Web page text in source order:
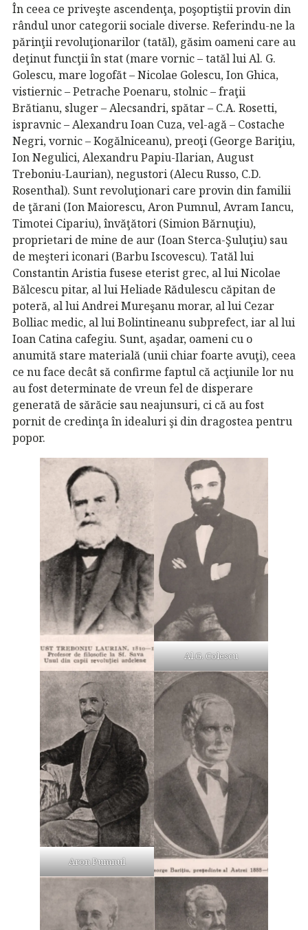
În ceea ce priveşte ascendenţa, poşoptiştii provin din
rândul unor categorii sociale diverse. Referindu-ne la
părinţii revoluţionarilor (tatăl), găsim oameni care au
deţinut funcţii în stat (mare vornic – tatăl lui Al. G.
Golescu, mare logofăt – Nicolae Golescu, Ion Ghica,
vistiernic – Petrache Poenaru, stolnic – fraţii
Brătianu, sluger – Alecsandri, spătar – C.A. Rosetti,
ispravnic – Alexandru Ioan Cuza, vel-agă – Costache
Negri, vornic – Kogălniceanu), preoţi (George Bariţiu,
Ion Negulici, Alexandru Papiu-Ilarian, August
Treboniu-Laurian), negustori (Alecu Russo, C.D.
Rosenthal). Sunt revoluţionari care provin din familii
de ţărani (Ion Maiorescu, Aron Pumnul, Avram Iancu,
Timotei Cipariu), învăţători (Simion Bărnuţiu),
proprietari de mine de aur (Ioan Sterca-Şuluţiu) sau
de meşteri iconari (Barbu Iscovescu). Tatăl lui
Constantin Aristia fusese eterist grec, al lui Nicolae
Bălcescu pitar, al lui Heliade Rădulescu căpitan de
poteră, al lui Andrei Mureşanu morar, al lui Cezar
Bolliac medic, al lui Bolintineanu subprefect, iar al lui
Ioan Catina cafegiu. Sunt, aşadar, oameni cu o
anumită stare materială (unii chiar foarte avuţi), ceea
ce nu face decât să confirme faptul că acţiunile lor nu
au fost determinate de vreun fel de disperare
generată de sărăcie sau neajunsuri, ci că au fost
pornit de credinţa în idealuri şi din dragostea pentru
popor.
Al.G. Colescu
Aron Pumnul